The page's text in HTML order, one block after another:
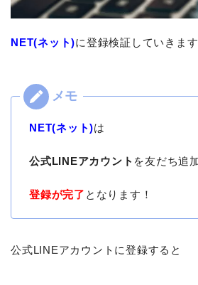
NET(ネット)に登録検証していきます
NET(ネット)は
公式LINEアカウント を友だち追
登録が完了 となります！
公式LINEアカウントに登録すると